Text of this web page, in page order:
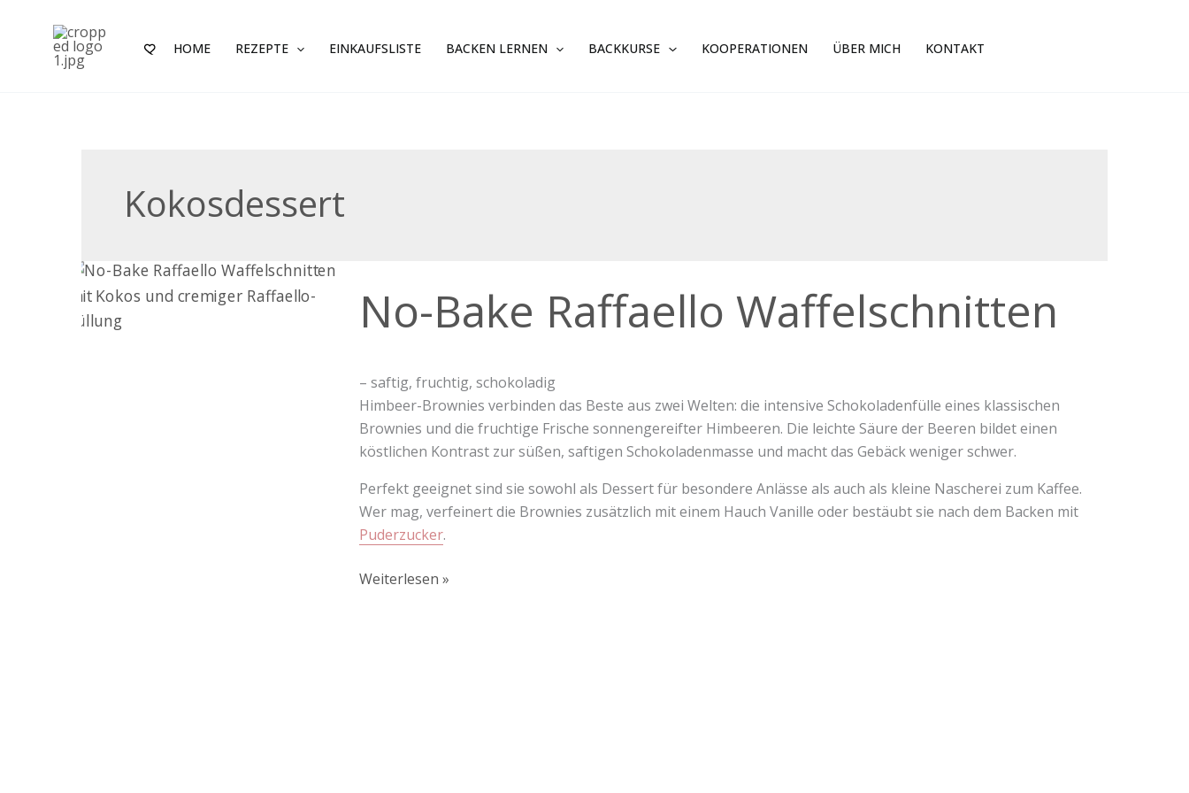
springen
HOME REZEPTE EINKAUFSLISTE BACKEN LERNEN BACKKURSE KOOPERATIONEN ÜBER MICH KONTAKT
Kokosdessert
No-Bake Raffaello Waffelschnitten
– saftig, fruchtig, schokoladig
Himbeer-Brownies verbinden das Beste aus zwei Welten: die intensive Schokoladenfülle eines klassischen
Brownies und die fruchtige Frische sonnengereifter Himbeeren. Die leichte Säure der Beeren bildet einen
köstlichen Kontrast zur süßen, saftigen Schokoladenmasse und macht das Gebäck weniger schwer.
Perfekt geeignet sind sie sowohl als Dessert für besondere Anlässe als auch als kleine Nascherei zum Kaffee.
Wer mag, verfeinert die Brownies zusätzlich mit einem Hauch Vanille oder bestäubt sie nach dem Backen mit
Puderzucker.
Bake
Raffaello
Weiterlesen »